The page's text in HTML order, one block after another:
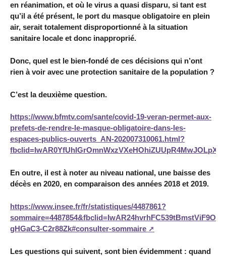
en réanimation, et où le virus a quasi disparu, si tant est
qu’il a été présent, le port du masque obligatoire en plein
air, serait totalement disproportionné à la situation
sanitaire locale et donc inapproprié.
Donc, quel est le bien-fondé de ces décisions qui n’ont
rien à voir avec une protection sanitaire de la population ?
C’est la deuxième question.
https://www.bfmtv.com/sante/covid-19-veran-permet-aux-
prefets-de-rendre-le-masque-obligatoire-dans-les-
espaces-publics-ouverts_AN-202007310061.html?
En outre, il est à noter au niveau national, une baisse des
décès en 2020, en comparaison des années 2018 et 2019.
https://www.insee.fr/fr/statistiques/4487861?
gHGaC3-C2r88Zk#consulter-sommaire
Les questions qui suivent, sont bien évidemment : quand